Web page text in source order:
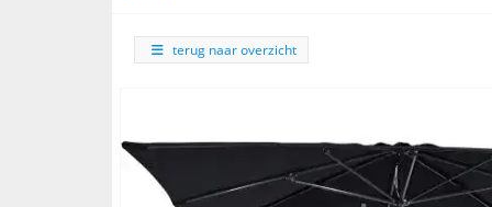
terug naar overzicht